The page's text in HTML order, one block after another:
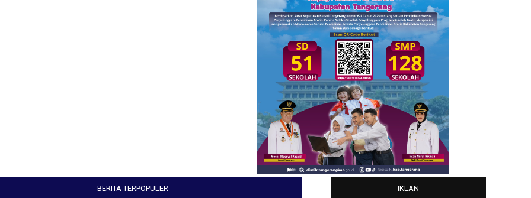
BERITA TERPOPULER IKLAN